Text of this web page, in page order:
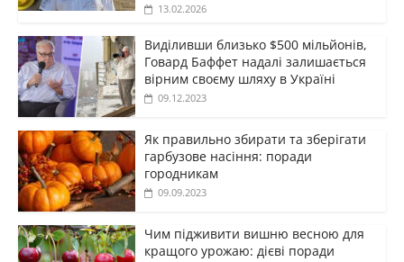
13.02.2026
Виділивши близько $500 мільйонів,
Говард Баффет надалі залишається
вірним своєму шляху в Україні
09.12.2023
Як правильно збирати та зберігати
гарбузове насіння: поради
городникам
09.09.2023
Чим підживити вишню весною для
кращого урожаю: дієві поради